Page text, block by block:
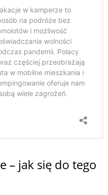
– jak się do tego